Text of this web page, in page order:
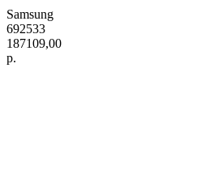
Samsung
692533
187109,00
р.